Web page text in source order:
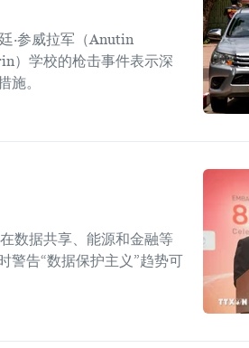
·参威拉军（Anutin
）学校的枪击事件表示深
施。
数据共享、能源和金融等
警告“数据保护主义”趋势可